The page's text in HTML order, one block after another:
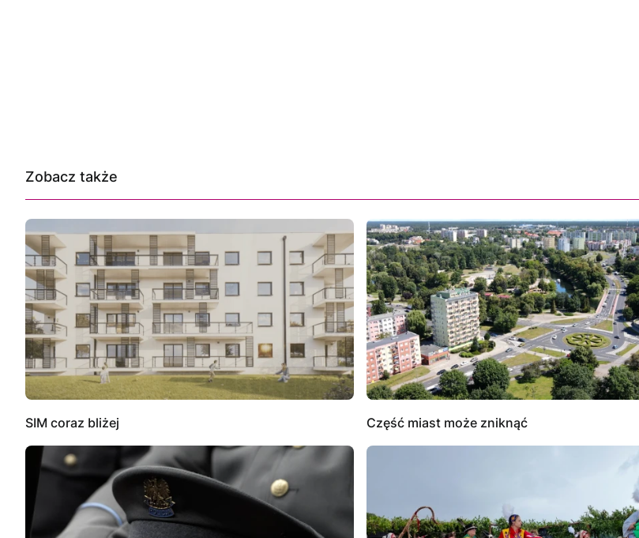
Zobacz także
SIM coraz bliżej Część miast może zniknąć